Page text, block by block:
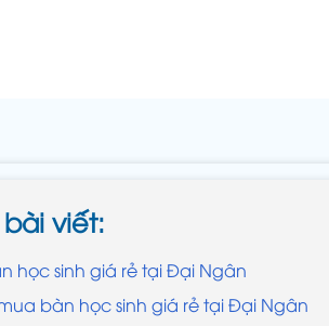
viết:
học sinh giá rẻ tại Đại Ngân
bàn học sinh giá rẻ tại Đại Ngân